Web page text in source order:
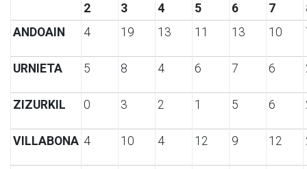
2
3
4
5
6
7
ANDOAIN
4 19 13 11 13 10
URNIETA 5 8 4 6 7 6
ZIZURKIL 0 3 2 1 5 6
VILLABONA 4 10 4 12 9 12